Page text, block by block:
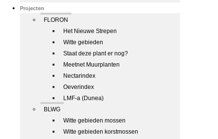
Projecten
FLORON
Het Nieuwe Strepen
Witte gebieden
Staat deze plant er nog?
Meetnet Muurplanten
Nectarindex
Oeverindex
LMF-a (Dunea)
BLWG
Witte gebieden mossen
Witte gebieden korstmossen